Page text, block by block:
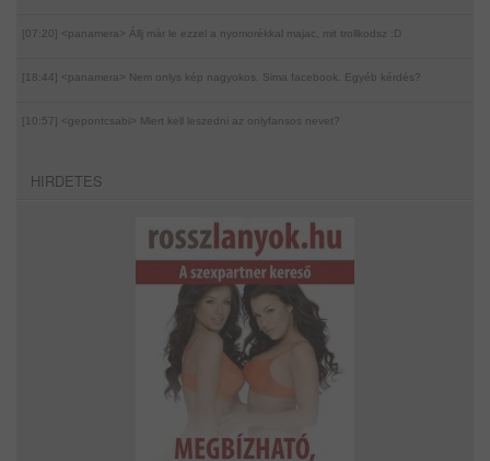
[07:20] <panamera> Állj már le ezzel a nyomorékkal majac, mit trollkodsz :D
[18:44] <panamera> Nem onlys kép nagyokos. Sima facebook. Egyéb kérdés?
[10:57] <gepontcsabi> Miert kell leszedni az onlyfansos nevet?
HIRDETES